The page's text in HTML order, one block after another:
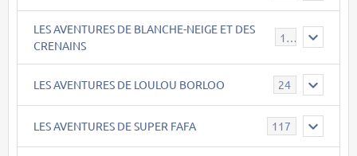
LES AVENTURES DE BLANCHE-NEIGE ET DES
CRENAINS
17
LES AVENTURES DE LOULOU BORLOO 24
LES AVENTURES DE SUPER FAFA 117